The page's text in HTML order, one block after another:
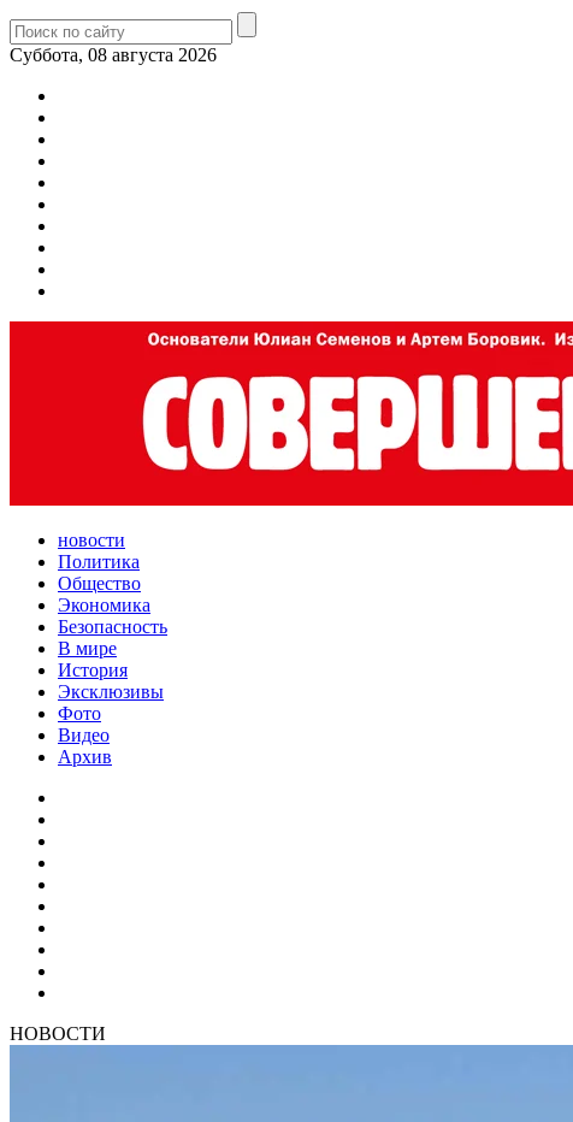
Суббота, 08 августа 2026
новости
Политика
Общество
Экономика
Безопасность
В мире
История
Эксклюзивы
Фото
Видео
Архив
НОВОСТИ